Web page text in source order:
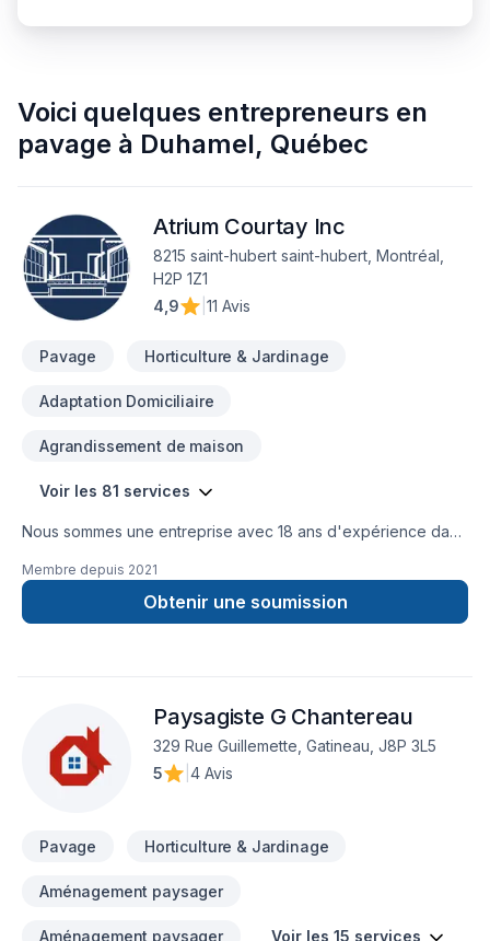
Voici quelques entrepreneurs en
pavage à Duhamel, Québec
Atrium Courtay Inc
8215 saint-hubert saint-hubert, Montréal,
H2P 1Z1
4,9
11 Avis
Pavage Horticulture & Jardinage
Adaptation Domiciliaire
Agrandissement de maison
Voir les 81 services
Nous sommes une entreprise avec 18 ans d'expérience dans
spécialisés dans le domaine de la rénovation et de la
construction, ainsi que dans divers types de travaux de
réparation et de modification dans les secteurs résidentiel,
Membre depuis 2021
Obtenir une soumission
Paysagiste G Chantereau
329 Rue Guillemette, Gatineau, J8P 3L5
5
4 Avis
Pavage Horticulture & Jardinage
Aménagement paysager
Aménagement paysager Voir les 15 services